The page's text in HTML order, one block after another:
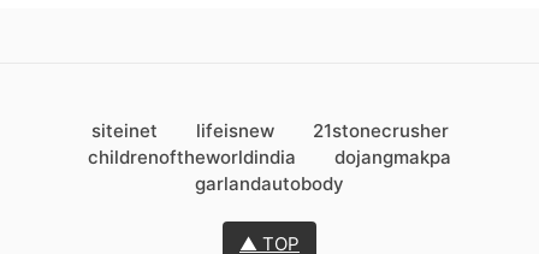
siteinet lifeisnew
21stonecrusher
childrenoftheworldindia
dojangmakpa
garlandautobody
▲ TOP